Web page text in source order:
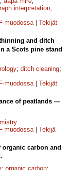
interpretation;
muodossa| Tekijät
and ditch
a Scots pine stand
; ditch cleaning;
muodossa| Tekijät
of peatlands —
muodossa| Tekijä
organic carbon and
; organic carbon;